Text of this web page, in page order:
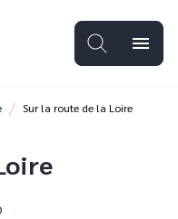
menu
/ Sur la route de la Loire